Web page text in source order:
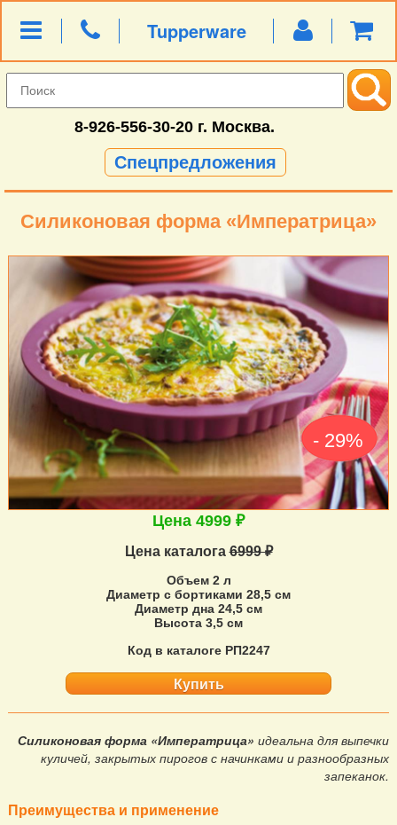
Tupperware
8-926-556-30-20г. Москва.
Спецпредложения
Силиконовая форма «Императрица»
- 29%
Цена 4999 ₽
Цена каталога6999 ₽
Объем 2 л
Диаметр с бортиками 28,5 см
Диаметр дна 24,5 см
Высота 3,5 см
Код в каталоге РП2247
Купить
Силиконовая форма «Императрица» идеальна для выпечки
куличей, закрытых пирогов с начинками и разнообразных
запеканок.
Преимущества и применение